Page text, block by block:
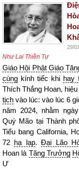
29/
Như Lai Thiền Tự
Giáo Hội Phật Giáo
cùng kính tiếc khi hay
Thích Thắng Hoan,
tịch vào lúc: vào lúc 6
năm 2024, nhằm
Quý Mão tại Thành
Tiểu bang California,
72 hạ lạp.Đại Lão
Hoan là Tăng Trưởng
Ư